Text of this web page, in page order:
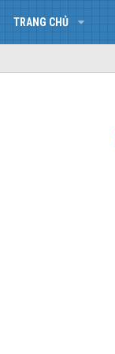
TRANG CHỦ